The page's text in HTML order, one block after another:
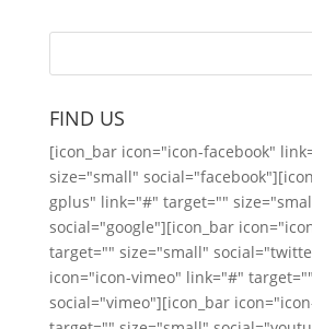
FIND US
[icon_bar icon="icon-facebook"
size="small"
gplus" link="#" target=""
social="google"][icon_bar
target="" size="small"
icon="icon-vimeo" link="#"
social="vimeo"][icon_bar